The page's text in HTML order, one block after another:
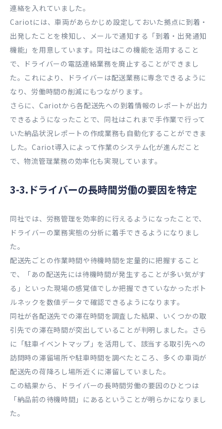
連絡を入れていました。
Cariotには、車両があらかじめ設定しておいた拠点に到着・
出発したことを検知し、メールで通知する「到着・出発通知
機能」を用意しています。同社はこの機能を活用すること
で、ドライバーの電話連絡業務を廃止することができまし
た。これにより、ドライバーは配送業務に専念できるように
なり、労働時間の削減にもつながります。
さらに、Cariotから各配送先への到着情報のレポートが出力
できるようになったことで、同社はこれまで手作業で行って
いた納品状況レポートの作成業務も自動化することができま
した。Cariot導入によって作業のシステム化が進んだこと
で、物流管理業務の効率化も実現しています。
3-3.ドライバーの長時間労働の要因を特定
同社では、労務管理を効率的に行えるようになったことで、
ドライバーの業務実態の分析に着手できるようになりまし
た。
配送先ごとの作業時間や待機時間を定量的に把握すること
で、「あの配送先には待機時間が発生することが多い気がす
る」といった現場の感覚値でしか把握できていなかったボト
ルネックを数値データで確認できるようになります。
同社が各配送先での滞在時間を調査した結果、いくつかの取
引先での滞在時間が突出していることが判明しました。さら
に「駐車イベントマップ」を活用して、該当する取引先への
訪問時の滞留場所や駐車時間を調べたところ、多くの車両が
配送先の荷降ろし場所近くに滞留していました。
この結果から、ドライバーの長時間労働の要因のひとつは
「納品前の待機時間」にあるということが明らかになりまし
た。